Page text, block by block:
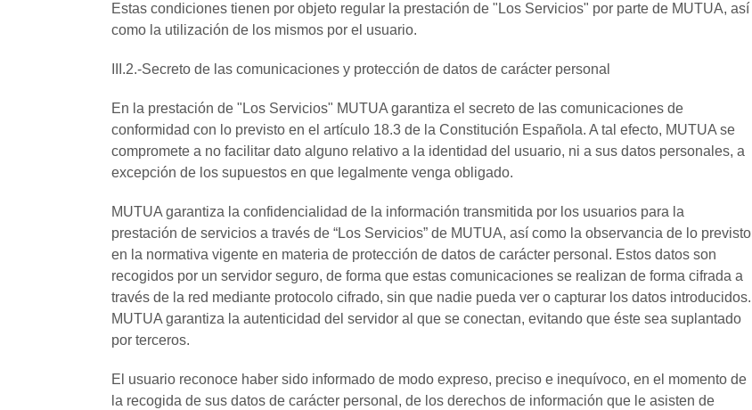
Estas condiciones tienen por objeto regular la prestación de "Los Servicios" por parte de MUTUA, así
como la utilización de los mismos por el usuario.
III.2.-Secreto de las comunicaciones y protección de datos de carácter personal
En la prestación de "Los Servicios" MUTUA garantiza el secreto de las comunicaciones de
conformidad con lo previsto en el artículo 18.3 de la Constitución Española. A tal efecto, MUTUA se
compromete a no facilitar dato alguno relativo a la identidad del usuario, ni a sus datos personales, a
excepción de los supuestos en que legalmente venga obligado.
MUTUA garantiza la confidencialidad de la información transmitida por los usuarios para la
prestación de servicios a través de “Los Servicios” de MUTUA, así como la observancia de lo previsto
en la normativa vigente en materia de protección de datos de carácter personal. Estos datos son
recogidos por un servidor seguro, de forma que estas comunicaciones se realizan de forma cifrada a
través de la red mediante protocolo cifrado, sin que nadie pueda ver o capturar los datos introducidos.
MUTUA garantiza la autenticidad del servidor al que se conectan, evitando que éste sea suplantado
por terceros.
El usuario reconoce haber sido informado de modo expreso, preciso e inequívoco, en el momento de
la recogida de sus datos de carácter personal, de los derechos de información que le asisten de